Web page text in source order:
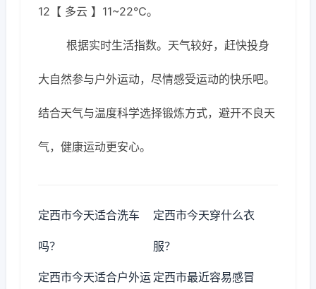
12【 多云 】11~22℃。
根据实时生活指数。天气较好，赶快投身
大自然参与户外运动，尽情感受运动的快乐吧。
结合天气与温度科学选择锻炼方式，避开不良天
气，健康运动更安心。
定西市今天适合洗车
吗？
定西市今天穿什么衣
服？
定西市今天适合户外运 定西市最近容易感冒